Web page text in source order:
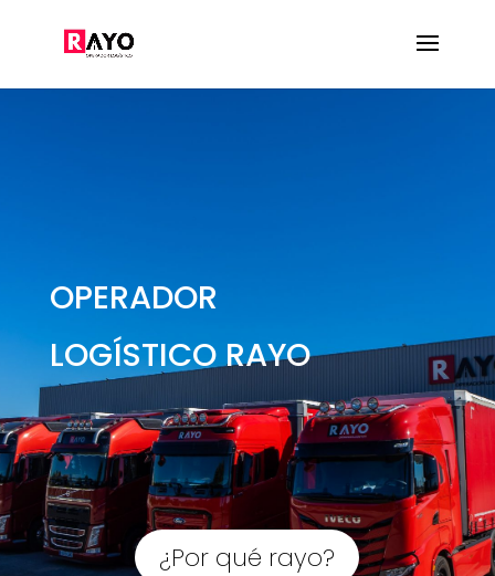
OPERADOR
LOGÍSTICO RAYO
¿Por qué rayo?